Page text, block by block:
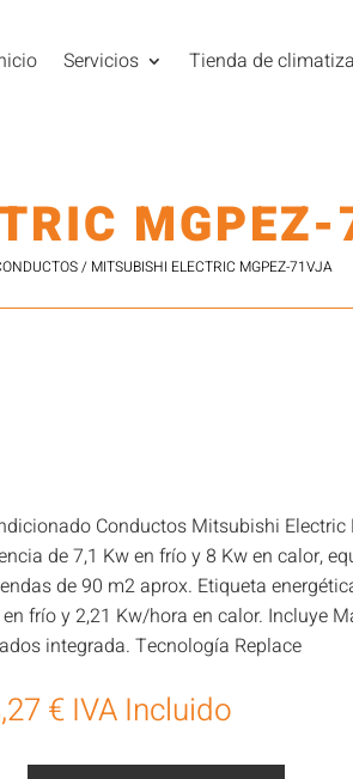
Servicios Tienda de
/ MITSUBISHI ELECTRIC MGPEZ-71VJA
Conductos Mitsubishi Electric
de 7,1 Kw en frío y 8 Kw en calor,
de 90 m2 aprox. Etiqueta
frío y 2,21 Kw/hora en calor. Incluye
integrada. Tecnología Replace
€ IVA Incluido